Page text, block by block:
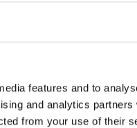
features and to
and analytics
from your use of their